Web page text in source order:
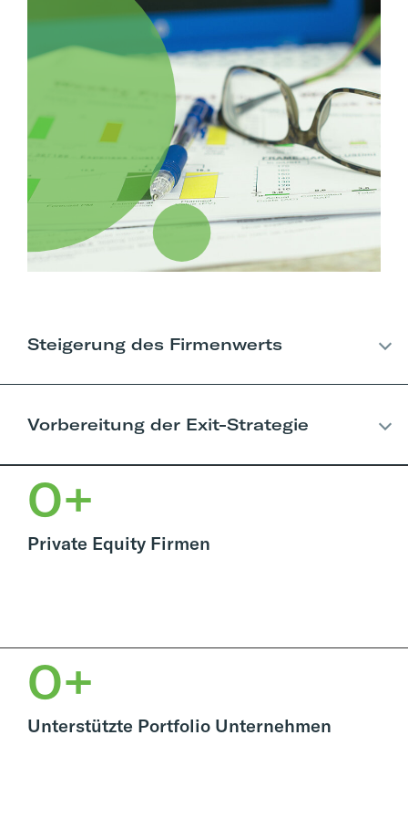
Steigerung des Firmenwerts
Vorbereitung der Exit-Strategie
0+
Private Equity Firmen
0+
Unterstützte Portfolio Unternehmen